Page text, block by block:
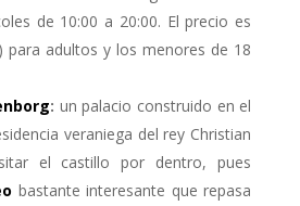
de 10:00 a 20:00. El precio es
para adultos y los menores de 18
: un palacio construido en el
veraniega del rey Christian
el castillo por dentro, pues
bastante interesante que repasa